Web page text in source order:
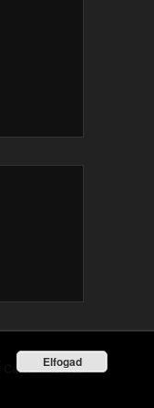
Catch Themes
Elfogad